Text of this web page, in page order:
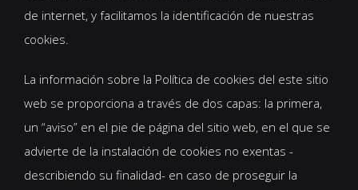
de internet, y facilitamos la identificación de nuestras
cookies.
La información sobre la Política de cookies del este sitio
web se proporciona a través de dos capas: la primera,
un “aviso” en el pie de página del sitio web, en el que se
advierte de la instalación de cookies no exentas -
describiendo su finalidad- en caso de proseguir la